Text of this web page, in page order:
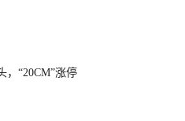
，“20CM”涨停